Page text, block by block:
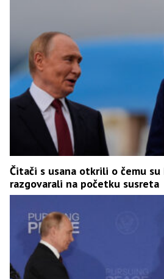
Čitači s usana otkrili o čemu su
razgovarali na početku susreta